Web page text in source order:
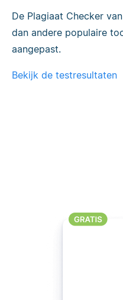
De Plagiaat Checker
dan andere populaire
aangepast.
Bekijk de testresultaten